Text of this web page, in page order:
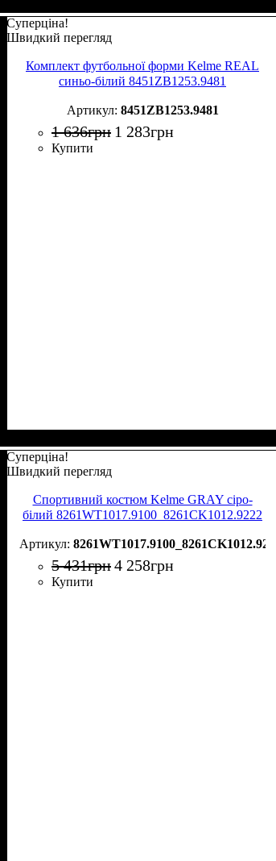
Суперціна!
Швидкий перегляд
Комплект футбольної форми Kelme REAL
синьо-білий 8451ZB1253.9481
8451ZB1253.9481
1 636грн 1 283грн
Купити
Суперціна!
Швидкий перегляд
Спортивний костюм Kelme GRAY сіро-
білий 8261WT1017.9100_8261CK1012.9222
8261WT1017.9100_8261CK1012.9222
5 431грн4 258грн
Купити